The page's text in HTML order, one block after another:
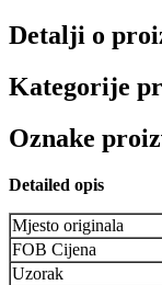
Detalji o
Kategorije
Oznake
Detailed opis
Mjesto originala
FOB Cijena
Uzorak